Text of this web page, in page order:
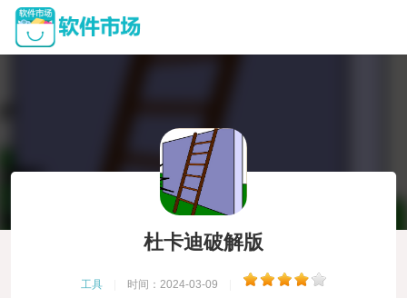
杜卡迪破解版
工具 时间：2024-03-09